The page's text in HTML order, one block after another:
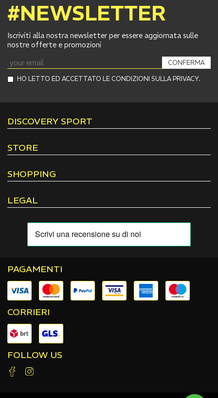
#NEWSLETTER
Iscriviti alla nostra newsletter per essere aggiornata sulle
nostre offerte e promozioni
HO LETTO ED ACCETTATO LE CONDIZIONI SULLA PRIVACY.
CONFERMA
DISCOVERY SPORT
STORE
SHOPPING
LEGAL
PAGAMENTI
CORRIERI
FOLLOW US